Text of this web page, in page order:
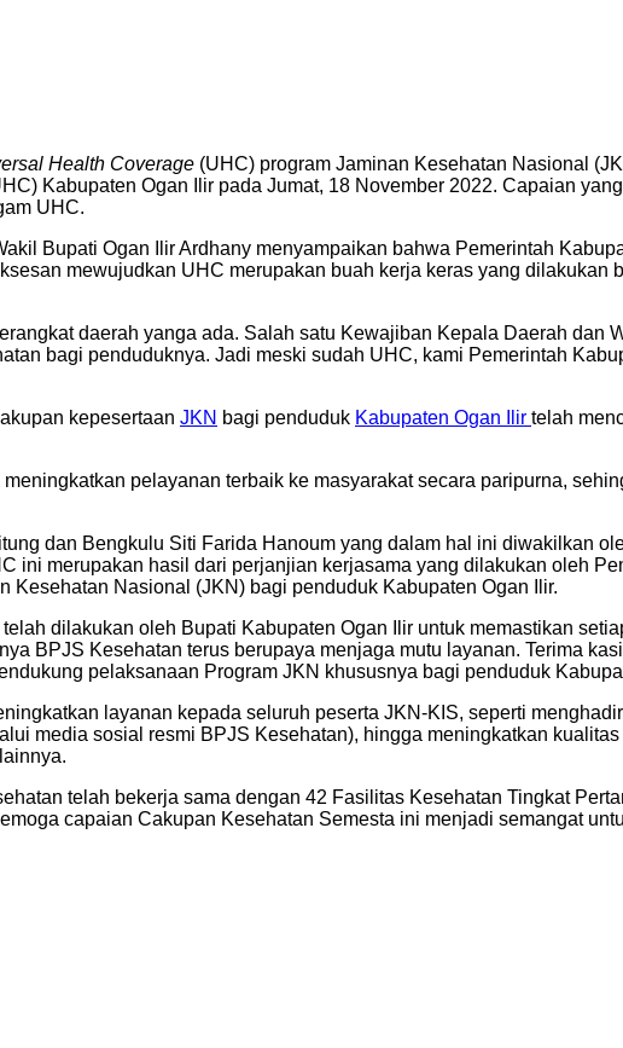
Health Coverage (UHC) program Jaminan Kesehatan Nasional
Kabupaten Ogan Ilir pada Jumat, 18 November 2022. Capaian
UHC.
Bupati Ogan Ilir Ardhany menyampaikan bahwa Pemerintah
mewujudkan UHC merupakan buah kerja keras yang dilakukan
daerah yanga ada. Salah satu Kewajiban Kepala Daerah dan
bagi penduduknya. Jadi meski sudah UHC, kami Pemerintah
kepesertaan JKN bagi penduduk Kabupaten Ogan Ilir telah
pelayanan terbaik ke masyarakat secara paripurna,
dan Bengkulu Siti Farida Hanoum yang dalam hal ini diwakilkan
ini merupakan hasil dari perjanjian kerjasama yang dilakukan oleh
Nasional (JKN) bagi penduduk Kabupaten Ogan Ilir.
dilakukan oleh Bupati Kabupaten Ogan Ilir untuk memastikan
BPJS Kesehatan terus berupaya menjaga mutu layanan. Terima
pelaksanaan Program JKN khususnya bagi penduduk
layanan kepada seluruh peserta JKN-KIS, seperti
media sosial resmi BPJS Kesehatan), hingga meningkatkan
lainnya.
telah bekerja sama dengan 42 Fasilitas Kesehatan Tingkat
capaian Cakupan Kesehatan Semesta ini menjadi semangat